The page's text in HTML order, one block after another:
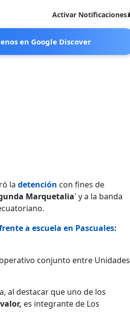
Activar Notificaciones
en Google Discover
la detención con fines de
Marquetalia' y a la banda
a escuela en Pascuales:
conjunto entre Unidades
al destacar que uno de los
es integrante de Los